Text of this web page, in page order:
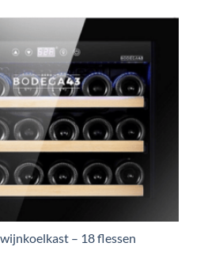
€1.099,00.€599,00.
– 18 flessen